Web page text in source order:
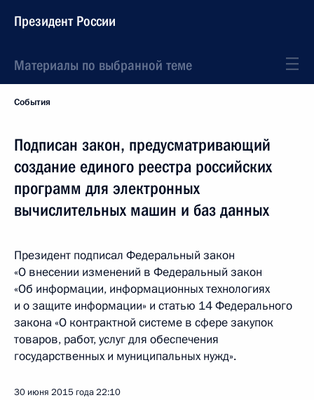
Президент России
Материалы по выбранной теме
События
Подписан закон, предусматривающий
создание единого реестра российских
программ для электронных
вычислительных машин и баз данных
Президент подписал Федеральный закон
«О внесении изменений в Федеральный закон
«Об информации, информационных технологиях
и о защите информации» и статью 14 Федерального
закона «О контрактной системе в сфере закупок
товаров, работ, услуг для обеспечения
государственных и муниципальных нужд».
30 июня 2015 года22:10